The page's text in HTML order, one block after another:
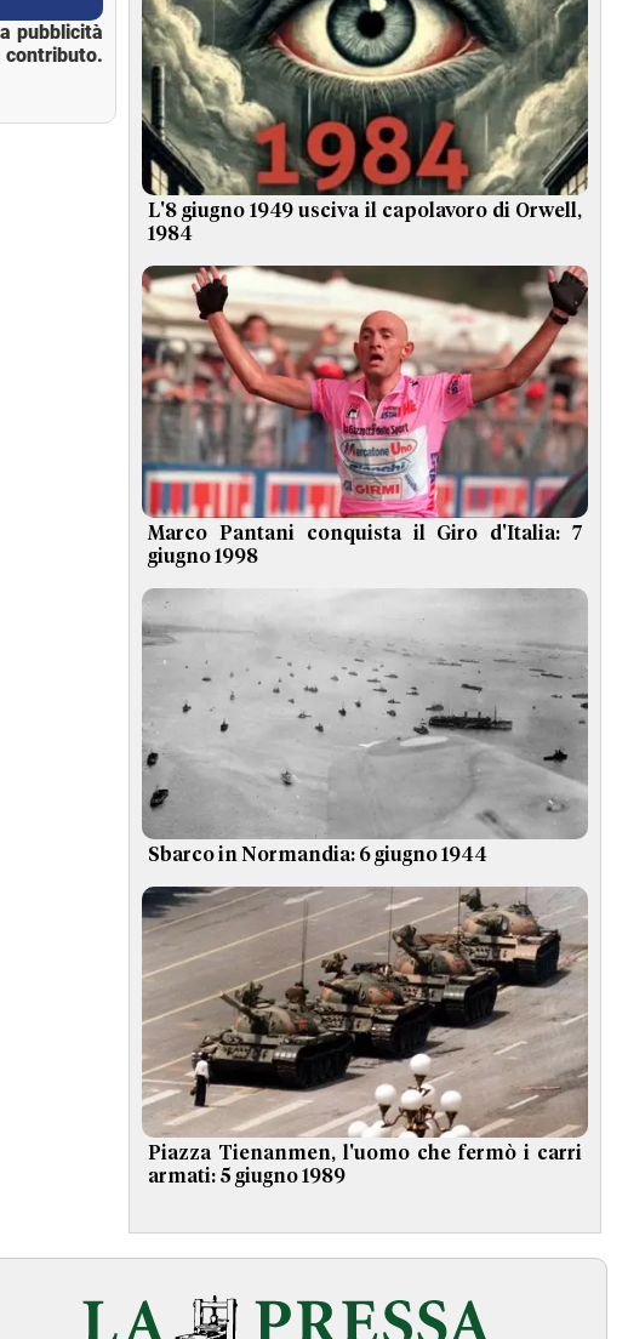
pubblicità
contributo.
L'8 giugno 1949 usciva il capolavoro di Orwell,
1984
Marco Pantani conquista il Giro d'Italia: 7
giugno 1998
Sbarco in Normandia: 6 giugno 1944
Piazza Tienanmen, l'uomo che fermò i carri
armati: 5 giugno 1989